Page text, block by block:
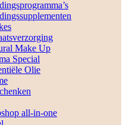
Make Up
Special
Olie
all-in-one